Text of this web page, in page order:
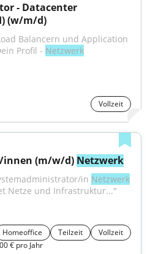
- Datacenter
(w/m/d)
Balancern und Application
Profil - Netzwerk
Vollzeit
(m/w/d) Netzwerk
in Netzwerk
Netze und Infrastruktur..."
Homeoffice Teilzeit
Vollzeit
€ pro Jahr